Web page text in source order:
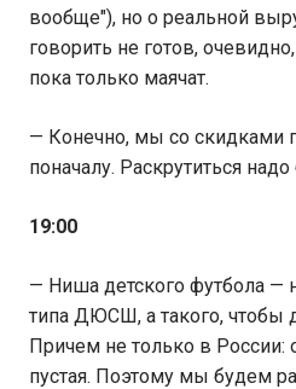
вообще"), но о реальной
говорить не готов,
пока только маячат.
— Конечно, мы со скидками
поначалу. Раскрутиться
19:00
— Ниша детского футбола —
типа ДЮСШ, а такого, чтобы
Причем не только в России:
пустая. Поэтому мы будем